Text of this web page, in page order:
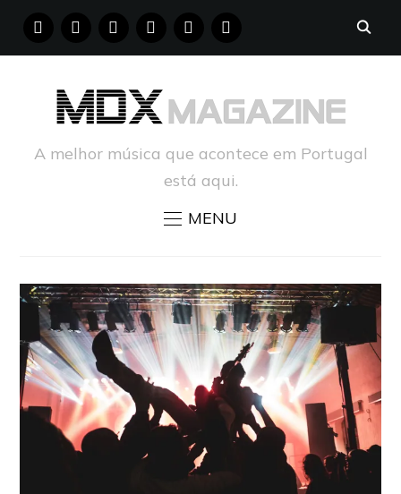
FACEBOOKINSTAGRAM
YOUTUBE PINTERESTTUMBLR
A melhor música que acontece em Portugal
está aqui.
MENU